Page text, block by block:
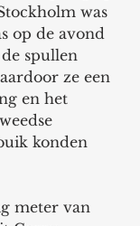
was
op de avond
spullen
ze een
en het
konden
meter van